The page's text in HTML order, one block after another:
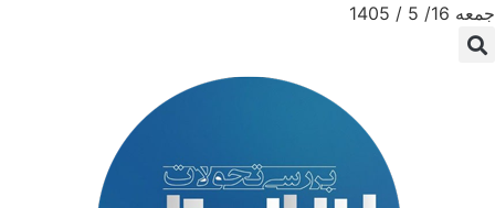
جمعه 16/ 5 / 1405